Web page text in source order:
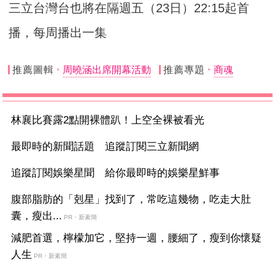
三立台灣台也將在隔週五（23日） 22:15起首
播，每周播出一集
推薦圖輯 周曉涵出席開幕活動 推薦專題 商魂
林襄比賽露2點開裸體趴！上空全裸被看光
最即時的新聞話題 追蹤訂閱三立新聞網
追蹤訂閱娛樂星聞 給你最即時的娛樂星鮮事
腹部脂肪的「剋星」找到了，常吃這幾物，吃走大肚
囊，瘦出... PR・新素簡
減肥首選，檸檬加它，堅持一週，腰細了，瘦到你懷疑
人生 PR・新素簡